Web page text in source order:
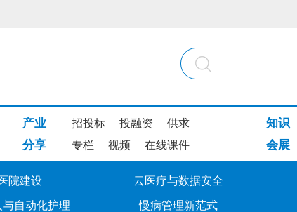
产业 招投标 投融资 供求
分享 专栏 视频 在线课件
知识
会展
院建设 云医疗与数据安全
与自动化护理 慢病管理新范式